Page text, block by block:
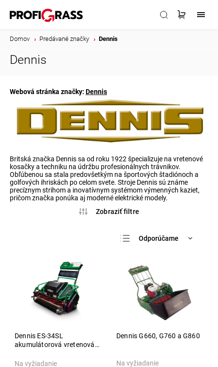
Domov Predávané značky Dennis
Dennis
Webová stránka značky: Dennis
Britská značka Dennis sa od roku 1922 špecializuje na vretenové
kosačky a techniku na údržbu profesionálnych trávnikov.
Obľúbenou sa stala predovšetkým na športových štadiónoch a
golfových ihriskách po celom svete. Stroje Dennis sú známe
precíznym strihom a inovatívnym systémom výmenných kaziet,
pričom značka ponúka aj moderné elektrické modely.
Odporúčame
Najdrahšie
Najpredávanejšie
Abecedne
Dennis ES-34SL
akumulátorová vretenová
Na vyžiadanie
Dennis G660, G760 a G860
Na vyžiadanie